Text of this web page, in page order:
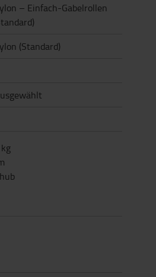
– Einfach-Gabelrollen
(Standard)
kg